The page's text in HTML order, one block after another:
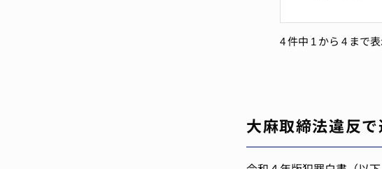
4 件中 1 から 4 まで
大麻取締法違反